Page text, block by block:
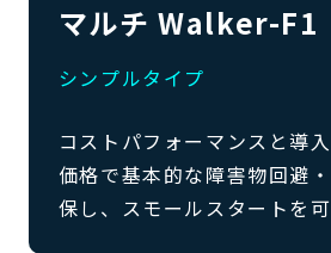
マルチ Walker-F1
シンプルタイプ
コストパフォーマンスと導
価格で基本的な障害物回避
保し、スモールスタートを可